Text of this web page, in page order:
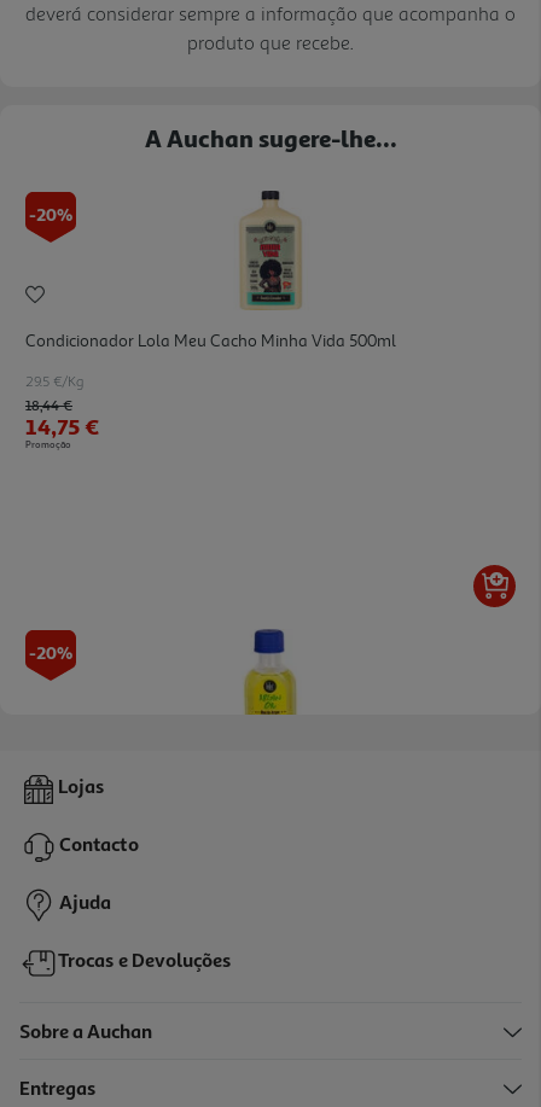
deverá considerar sempre a informação que acompanha o
produto que recebe.
A Auchan sugere-lhe...
-20%
Condicionador Lola Meu Cacho Minha Vida 500ml
29.5 €/Kg
Price reduced from
18,44 €to
14,75 €
Promoção
-20%
Oleo Lola Argao Pracaxi 50ml
Price reduced from
10,25 €to
8,20 €
Lojas
Contacto
Ajuda
Trocas e Devoluções
Sobre a Auchan
Entregas